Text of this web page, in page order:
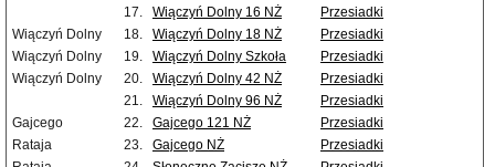
17.
Wiączyń Dolny 16 NŻ
Przesiadki
Wiączyń Dolny
18. Wiączyń Dolny 18 NŻ
Przesiadki
Wiączyń Dolny
19. Wiączyń Dolny Szkoła
Przesiadki
Wiączyń Dolny
20. Wiączyń Dolny 42 NŻ
Przesiadki
21.
Wiączyń Dolny 96 NŻ
Przesiadki
Gajcego
22. Gajcego 121 NŻ
Przesiadki
Rataja
23. Gajcego NŻ
Przesiadki